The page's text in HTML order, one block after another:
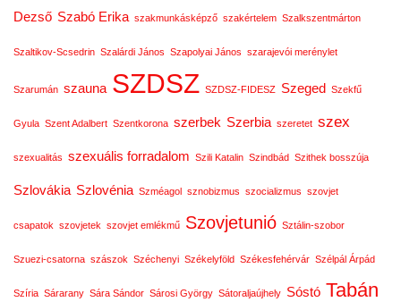
Dezső Szabó Erika szakmunkásképző szakértelem Szalkszentmárton
Szaltikov-Scsedrin Szalárdi János Szapolyai János szarajevói merénylet
Szarumán szauna SZDSZ SZDSZ-FIDESZ Szeged Szekfű
Gyula Szent Adalbert Szentkorona szerbek Szerbia szeretet szex
szexualitás szexuális forradalom Szili Katalin Szindbád Szithek bosszúja
Szlovákia Szlovénia Szméagol sznobizmus szocializmus szovjet
csapatok szovjetek szovjet emlékmű Szovjetunió Sztálin-szobor
Szuezi-csatorna szászok Széchenyi Székelyföld Székesfehérvár Szélpál Árpád
Szíria Sárarany Sára Sándor Sárosi György Sátoraljaújhely Sóstó Tabán